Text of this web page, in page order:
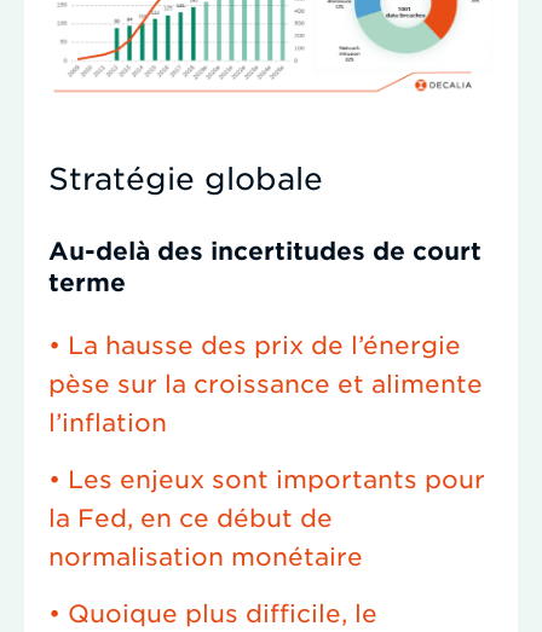
Stratégie globale
Au-delà des incertitudes de court
terme
• La hausse des prix de l’énergie
pèse sur la croissance et alimente
l’inflation
• Les enjeux sont importants pour
la Fed, en ce début de
normalisation monétaire
• Quoique plus difficile, le